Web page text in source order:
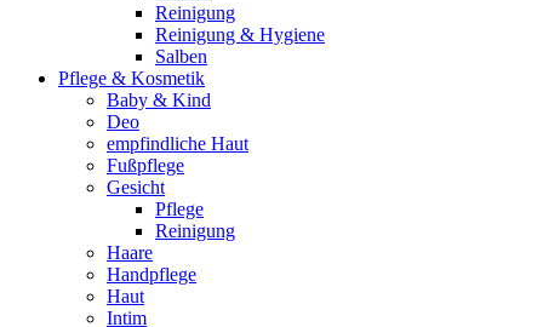
Reinigung
Reinigung & Hygiene
Salben
Pflege & Kosmetik
Baby & Kind
Deo
empfindliche Haut
Fußpflege
Gesicht
Pflege
Reinigung
Haare
Handpflege
Haut
Intim